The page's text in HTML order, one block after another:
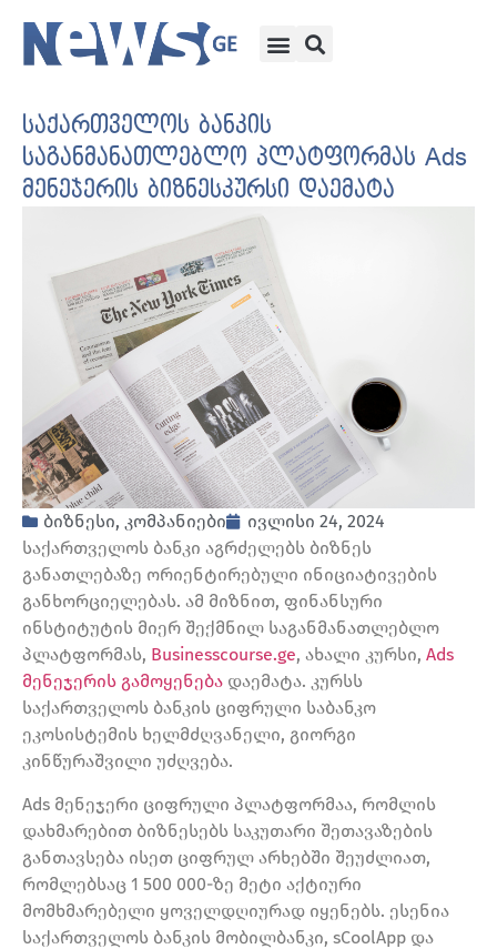
საქართველოს ბანკის
საგანმანათლებლო პლატფორმას Ads
მენეჯერის ბიზნესკურსი დაემატა
ბიზნესი, კომპანიები
ივლისი 24, 2024
საქართველოს ბანკი აგრძელებს ბიზნეს
განათლებაზე ორიენტირებული ინიციატივების
განხორციელებას. ამ მიზნით, ფინანსური
ინსტიტუტის მიერ შექმნილ საგანმანათლებლო
პლატფორმას, Businesscourse.ge, ახალი კურსი, Ads
მენეჯერის გამოყენება დაემატა. კურსს
საქართველოს ბანკის ციფრული საბანკო
ეკოსისტემის ხელმძღვანელი, გიორგი
კინწურაშვილი უძღვება.
Ads მენეჯერი ციფრული პლატფორმაა, რომლის
დახმარებით ბიზნესებს საკუთარი შეთავაზების
განთავსება ისეთ ციფრულ არხებში შეუძლიათ,
რომლებსაც 1 500 000-ზე მეტი აქტიური
მომხმარებელი ყოველდღიურად იყენებს. ესენია
საქართველოს ბანკის მობილბანკი, sCoolApp და